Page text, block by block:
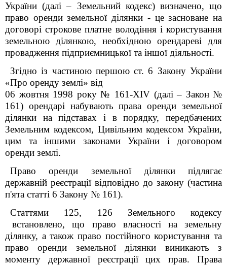
України (далі – Земельний кодекс) визначено, що
право оренди земельної ділянки - це засноване на
договорі строкове платне володіння і користування
земельною ділянкою, необхідною орендареві для
провадження підприємницької та іншої діяльності.
Згідно із частиною першою ст. 6 Закону України
«Про оренду землі» від
06 жовтня 1998 року № 161-XIV (далі – Закон №
161) орендарі набувають права оренди земельної
ділянки на підставах і в порядку, передбачених
Земельним кодексом, Цивільним кодексом України,
цим та іншими законами України і договором
оренди землі.
Право оренди земельної ділянки підлягає
державній реєстрації відповідно до закону (частина
п'ята статті 6 Закону № 161).
Статтями 125, 126 Земельного кодексу
встановлено, що право власності на земельну
ділянку, а також право постійного користування та
право оренди земельної ділянки виникають з
моменту державної реєстрації цих прав. Права